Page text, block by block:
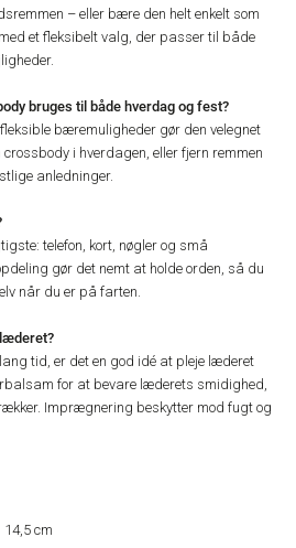
– eller bære den helt enkelt som
et fleksibelt valg, der passer til både
bruges til både hverdag og fest?
bæremuligheder gør den velegnet
i hverdagen, eller fjern remmen
anledninger.
telefon, kort, nøgler og små
gør det nemt at holde orden, så du
når du er på farten.
tid, er det en god idé at pleje læderet
for at bevare læderets smidighed,
Imprægnering beskytter mod fugt og
14,5 cm